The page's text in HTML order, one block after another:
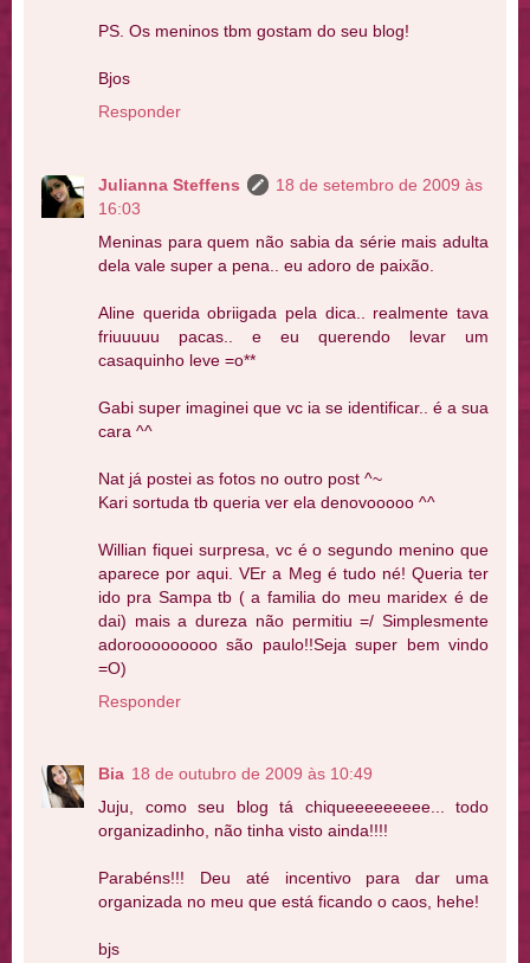
PS. Os meninos tbm gostam do seu blog!
Bjos
Responder
Julianna Steffens
18 de setembro de 2009 às
16:03
Meninas para quem não sabia da série mais adulta
dela vale super a pena.. eu adoro de paixão.
Aline querida obriigada pela dica.. realmente tava
friuuuuu pacas.. e eu querendo levar um
casaquinho leve =o**
Gabi super imaginei que vc ia se identificar.. é a sua
cara ^^
Nat já postei as fotos no outro post ^~
Kari sortuda tb queria ver ela denovooooo ^^
Willian fiquei surpresa, vc é o segundo menino que
aparece por aqui. VEr a Meg é tudo né! Queria ter
ido pra Sampa tb ( a familia do meu maridex é de
dai) mais a dureza não permitiu =/ Simplesmente
adorooooooooo são paulo!!Seja super bem vindo
=O)
Responder
Bia 18 de outubro de 2009 às 10:49
Juju, como seu blog tá chiqueeeeeeeee... todo
organizadinho, não tinha visto ainda!!!!
Parabéns!!! Deu até incentivo para dar uma
organizada no meu que está ficando o caos, hehe!
bjs